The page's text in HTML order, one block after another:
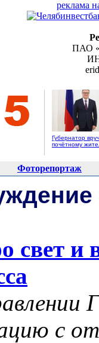
реклама
ПАО
Губернатор
почётному
Фоторепортаж
свет и
с